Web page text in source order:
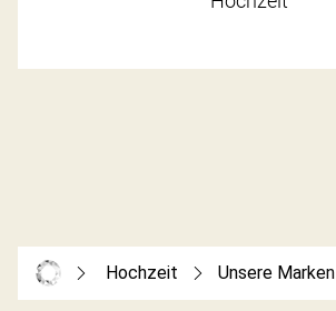
Hochzeit Unsere Marken